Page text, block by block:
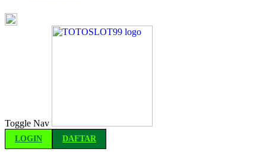
Toggle Nav
LOGIN DAFTAR